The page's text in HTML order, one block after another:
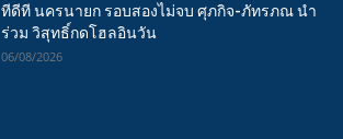
ทีดีที นครนายก รอบสองไม่จบ ศุภกิจ-ภัทรภณ นำ
ร่วม วิสุทธิ์กดโฮลอินวัน
06/08/2026